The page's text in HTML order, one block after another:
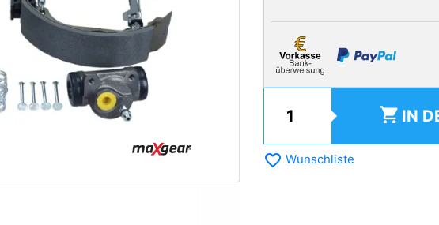
shopping_cart IN
favorite_border Wunschliste